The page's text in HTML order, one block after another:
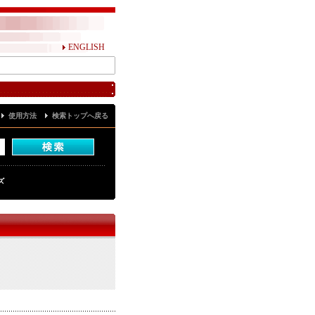
ENGLISH
使用方法 検索トップへ戻る